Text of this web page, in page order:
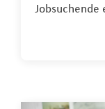
Jobsuchende